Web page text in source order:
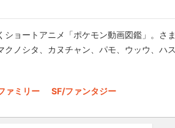
ショートアニメ「ポケモン動画図鑑」。
クノシタ、カヌチャン、パモ、ウッウ、
ァミリー SF/ファンタジー